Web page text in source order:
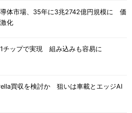
体市場、35年に3兆2742億円規模に 価
化
チップで実現 組み込みも容易に
買収を検討か 狙いは車載とエッジAI